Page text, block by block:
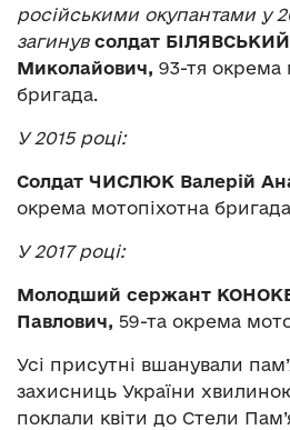
російськими окупантами у
загинув солдат
Миколайович, 93-тя окрема
бригада.
У 2015 році:
Солдат ЧИСЛЮК Валерій
окрема мотопіхотна
У 2017 році:
Молодший сержант
Павлович, 59-та окрема
Усі присутні вшанували
захисниць України
поклали квіти до Стели